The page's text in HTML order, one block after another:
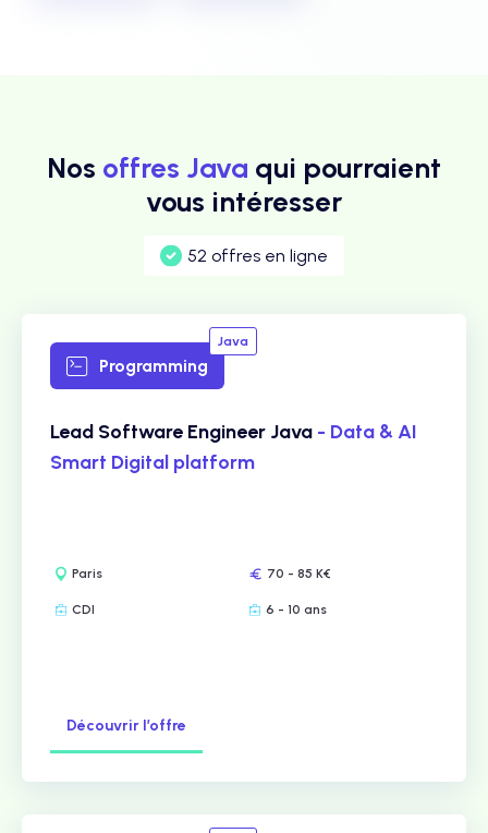
Nos offres Java qui pourraient
vous intéresser
52 offres en ligne
Programming
Java
Lead Software Engineer Java - Data & AI
Smart Digital platform
Paris 70 - 85 K€
CDI 6 - 10 ans
Découvrir l’offre